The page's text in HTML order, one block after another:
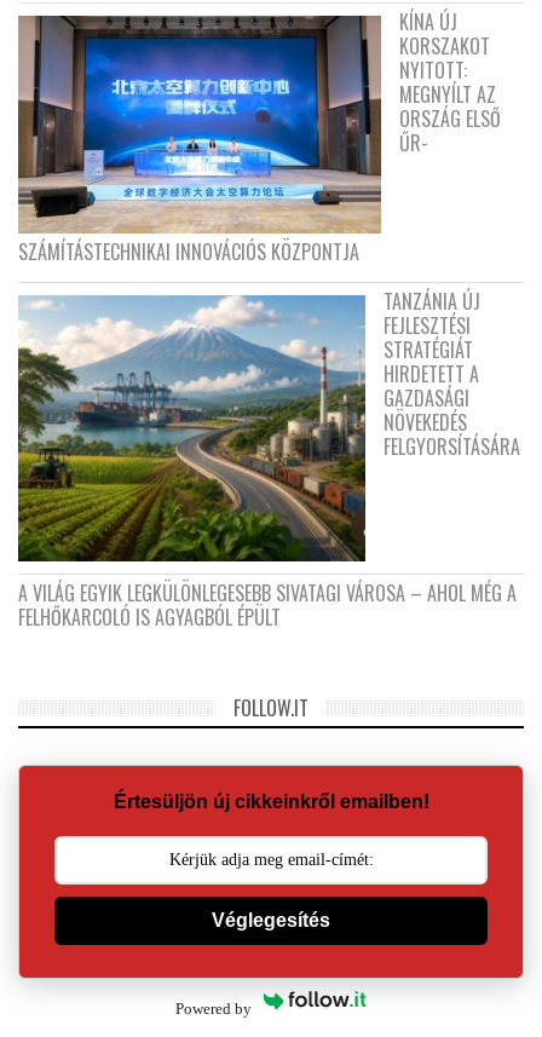
KÍNA ÚJ
KORSZAKOT
NYITOTT:
MEGNYÍLT AZ
ORSZÁG ELSŐ
ŰR-
SZÁMÍTÁSTECHNIKAI INNOVÁCIÓS KÖZPONTJA
TANZÁNIA ÚJ
FEJLESZTÉSI
STRATÉGIÁT
HIRDETETT A
GAZDASÁGI
NÖVEKEDÉS
FELGYORSÍTÁSÁRA
A VILÁG EGYIK LEGKÜLÖNLEGESEBB SIVATAGI VÁROSA – AHOL MÉG A
FELHŐKARCOLÓ IS AGYAGBÓL ÉPÜLT
FOLLOW.IT
Értesüljön új cikkeinkről emailben!
Véglegesítés
Powered by